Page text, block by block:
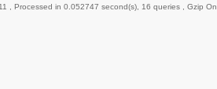
, Processed in 0.052747 second(s), 16 queries , Gzip On.